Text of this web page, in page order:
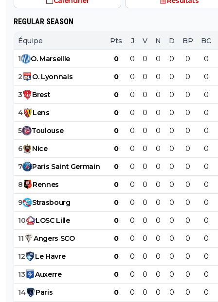
REGULAR SEASON
Équipe Pts J V N D BP BC
1 O. Marseille 0 0 0 0 0 0 0
2 O. Lyonnais 0 0 0 0 0 0 0
3 Brest 0 0 0 0 0 0 0
4 Lens 0 0 0 0 0 0 0
5 Toulouse 0 0 0 0 0 0 0
6 Nice 0 0 0 0 0 0 0
7 Paris Saint Germain 0 0 0 0 0 0 0
8 Rennes 0 0 0 0 0 0 0
9 Strasbourg 0 0 0 0 0 0 0
10 LOSC Lille 0 0 0 0 0 0 0
11 Angers SCO 0 0 0 0 0 0 0
12 Le Havre 0 0 0 0 0 0 0
13 Auxerre 0 0 0 0 0 0 0
14 Paris 0 0 0 0 0 0 0